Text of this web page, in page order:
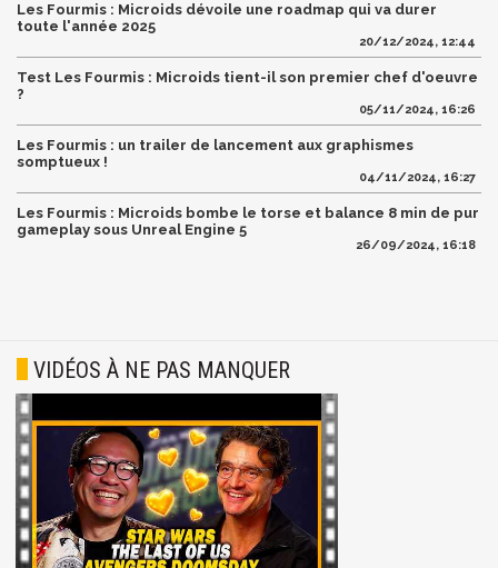
Les Fourmis : Microids dévoile une roadmap qui va durer
toute l'année 2025
20/12/2024, 12:44
Test Les Fourmis : Microids tient-il son premier chef d'oeuvre
?
05/11/2024, 16:26
Les Fourmis : un trailer de lancement aux graphismes
somptueux !
04/11/2024, 16:27
Les Fourmis : Microids bombe le torse et balance 8 min de pur
gameplay sous Unreal Engine 5
26/09/2024, 16:18
VIDÉOS À NE PAS MANQUER